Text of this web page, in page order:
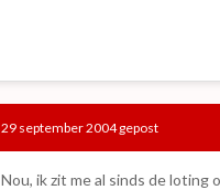
29 september 2004gepost
Nou, ik zit me al sinds de loting